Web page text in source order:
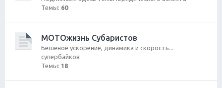
Темы: 60
МОТОжизнь Субаристов
Бешеное ускорение, динамика и скорость...
супербайков
Темы: 18